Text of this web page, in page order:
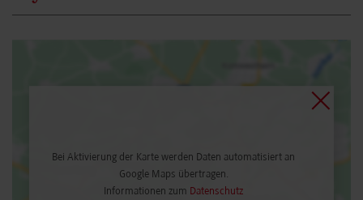
Bei Aktivierung der Karte werden Daten automatisiert an
Google Maps übertragen.
Informationen zum Datenschutz